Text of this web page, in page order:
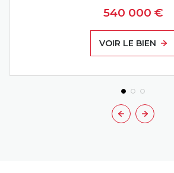
540 000 €
VOIR LE BIEN